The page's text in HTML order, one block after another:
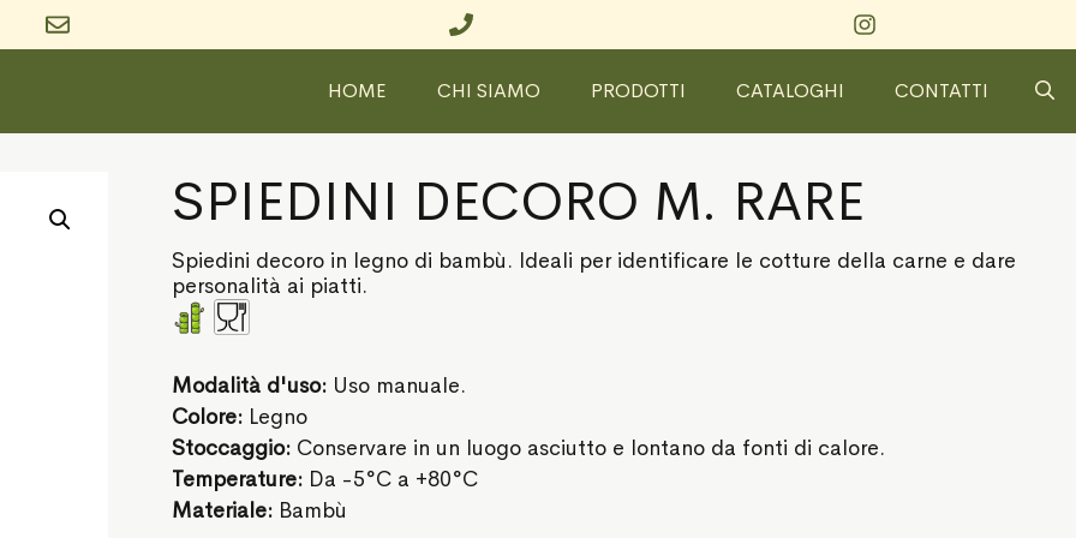
HOME CHI SIAMO PRODOTTI CATALOGHI CONTATTI
SPIEDINI DECORO M. RARE
Spiedini decoro in legno di bambù. Ideali per identificare le cotture della carne e dare
personalità ai piatti.
Modalità d'uso: Uso manuale.
Colore: Legno
Stoccaggio: Conservare in un luogo asciutto e lontano da fonti di calore.
Temperature: Da -5°C a +80°C
Materiale: Bambù